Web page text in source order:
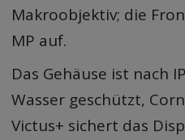
Makroobjektiv; die
MP auf.
Das Gehäuse ist nach
Wasser geschützt,
Victus+ sichert das